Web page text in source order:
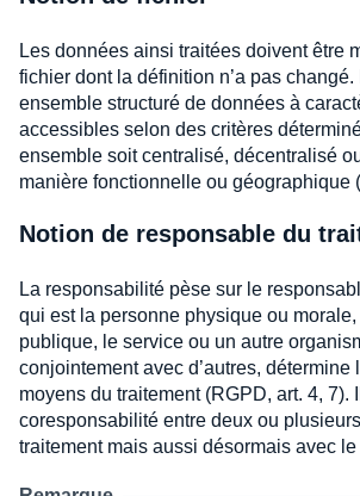
Les données ainsi traitées doivent être
fichier dont la définition n’a pas changé.
ensemble structuré de données à
accessibles selon des critères
ensemble soit centralisé, décentralisé
manière fonctionnelle ou géographique
Notion de responsable du
La responsabilité pèse sur le
qui est la personne physique ou morale,
publique, le service ou un autre
conjointement avec d’autres, détermine
moyens du traitement (RGPD, art. 4, 7).
coresponsabilité entre deux ou
traitement mais aussi désormais avec le